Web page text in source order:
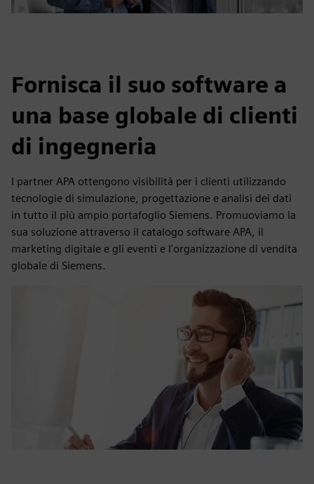
Fornisca il suo software a
una base globale di clienti
di ingegneria
I partner APA ottengono visibilità per i clienti utilizzando
tecnologie di simulazione, progettazione e analisi dei dati
in tutto il più ampio portafoglio Siemens. Promuoviamo la
sua soluzione attraverso il catalogo software APA, il
marketing digitale e gli eventi e l'organizzazione di vendita
globale di Siemens.